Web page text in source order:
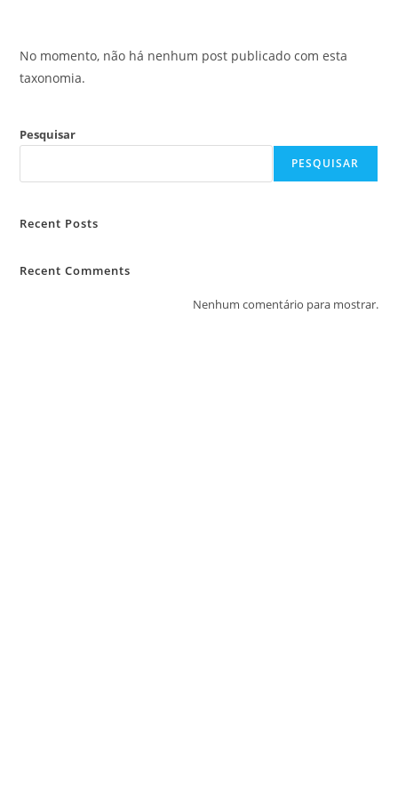
No momento, não há nenhum post publicado com esta
taxonomia.
Pesquisar
PESQUISAR
Recent Posts
Recent Comments
Nenhum comentário para mostrar.